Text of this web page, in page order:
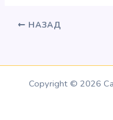
НАЗАД
Copyright © 2026